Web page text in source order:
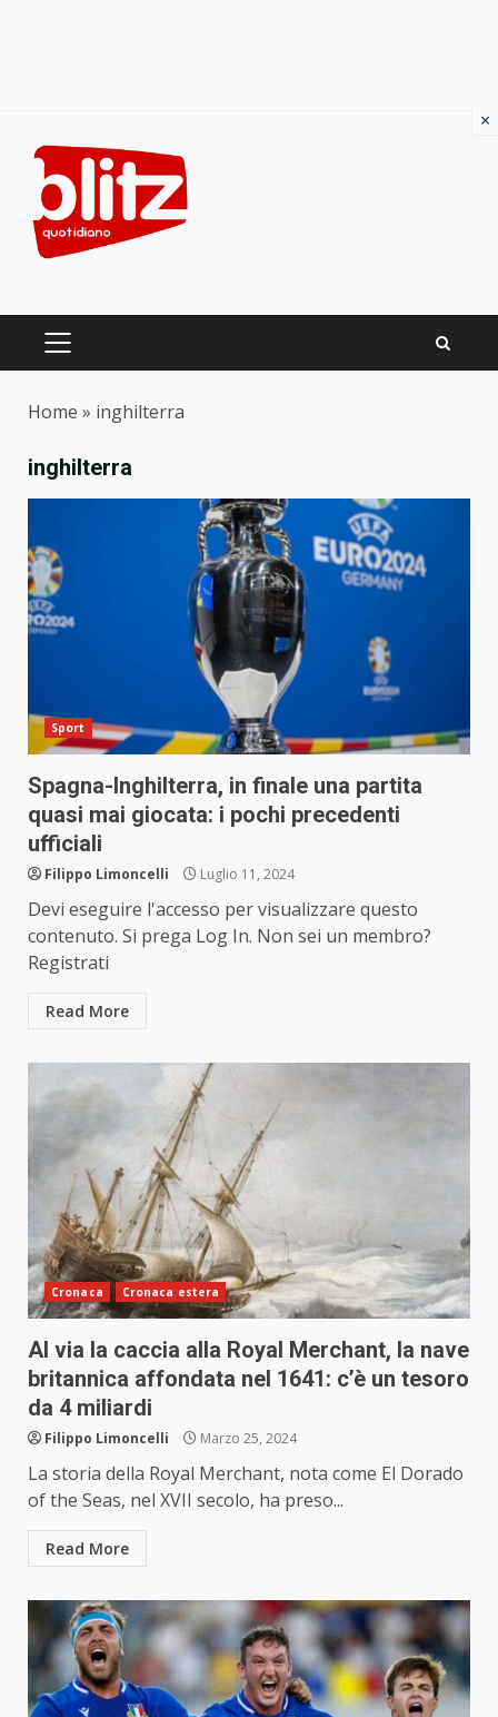
content
PRIMARY
Home » inghilterra
inghilterra
Sport
Spagna-Inghilterra, in finale una partita
quasi mai giocata: i pochi precedenti
ufficiali
Filippo Limoncelli Luglio 11, 2024
Devi eseguire l'accesso per visualizzare questo
contenuto. Si prega Log In. Non sei un membro?
Registrati
Read More
Cronaca Cronaca estera
Al via la caccia alla Royal Merchant, la nave
britannica affondata nel 1641: c’è un tesoro
da 4 miliardi
Filippo Limoncelli Marzo 25, 2024
La storia della Royal Merchant, nota come El Dorado
of the Seas, nel XVII secolo, ha preso...
Read More
×